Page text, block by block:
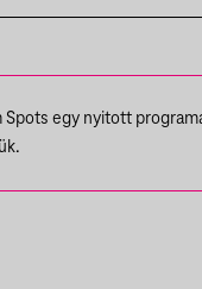
Spots egy nyitott